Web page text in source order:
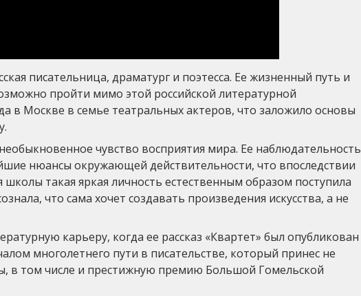
писательница, драматург и поэтесса. Ее жизненный путь и
пройти мимо этой российской литературной
в Москве в семье театральных актеров, что заложило основы
чувство восприятия мира. Ее наблюдательность
нюансы окружающей действительности, что впоследствии
такая яркая личность естественным образом поступила
что сама хочет создавать произведения искусства, а не
карьеру, когда ее рассказ «Квартет» был опубликован
многолетнего пути в писательстве, который принес не
в том числе и престижную премию Большой Гомельской